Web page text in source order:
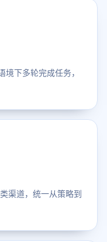
下多轮完成任务，
渠道，统一从策略到